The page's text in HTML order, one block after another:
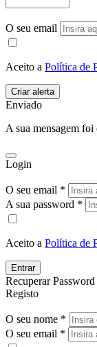
O seu email
Aceito a Política de
Enviado
A sua mensagem foi
Login
O seu email *
A sua password *
Aceito a Política de
Entrar
Recuperar Password
Registo
O seu nome *
O seu email *